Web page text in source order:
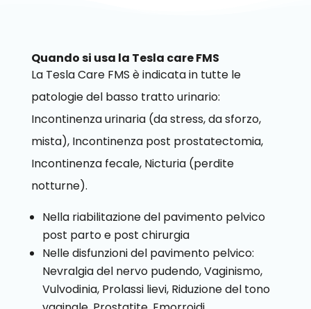
Quando si usa la Tesla care FMS
La Tesla Care FMS è indicata in tutte le
patologie del basso tratto urinario:
Incontinenza urinaria (da stress, da sforzo,
mista), Incontinenza post prostatectomia,
Incontinenza fecale, Nicturia (perdite
notturne).
Nella riabilitazione del pavimento pelvico
post parto e post chirurgia
Nelle disfunzioni del pavimento pelvico:
Nevralgia del nervo pudendo, Vaginismo,
Vulvodinia, Prolassi lievi, Riduzione del tono